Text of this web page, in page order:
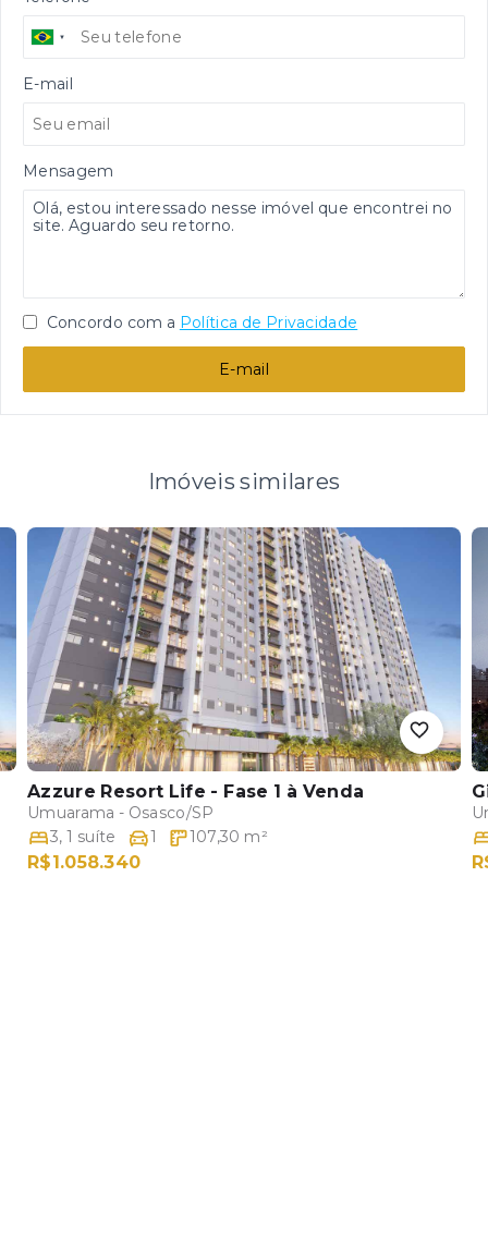
E-mail
Mensagem
Concordo com a Política de Privacidade
E-mail
Imóveis similares
Azzure Resort Life - Fase 1 à Venda
Umuarama - Osasco/SP
3,1 suíte 1 107,30 m²
R$1.058.340